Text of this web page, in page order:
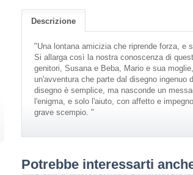
Descrizione
"Una lontana amicizia che riprende forza, e
Si allarga così la nostra conoscenza di
genitori, Susana e Beba, Mario e sua
un'avventura che parte dal disegno ingenuo
disegno è semplice, ma nasconde un
l'enigma, e solo l'aiuto, con affetto e
grave scempio. "
Potrebbe interessarti